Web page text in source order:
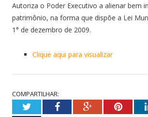
Autoriza o Poder Executivo a alienar bem
patrimônio, na forma que dispõe a Lei
1° de dezembro de 2009.
Clique aqui para visualizar
COMPARTILHAR:
TwitterFacebookGoogle+